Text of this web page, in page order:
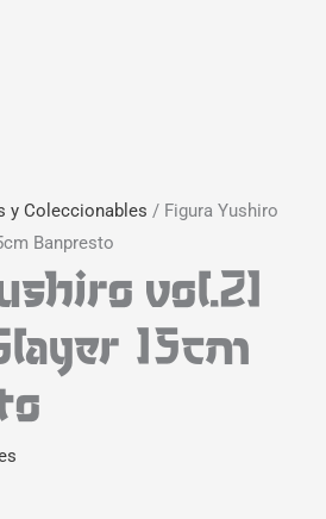
y Coleccionables / Figura Yushiro
Banpresto
vol.21
15cm